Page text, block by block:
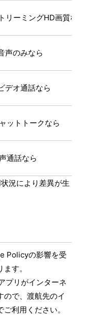
リーミングHD画質なら
声のみなら
デオ通話なら
ットトークなら
通話なら
況により差異が生
Policyの影響を受
す。
プリがインターネ
ので、渡航先のイ
利用ください。